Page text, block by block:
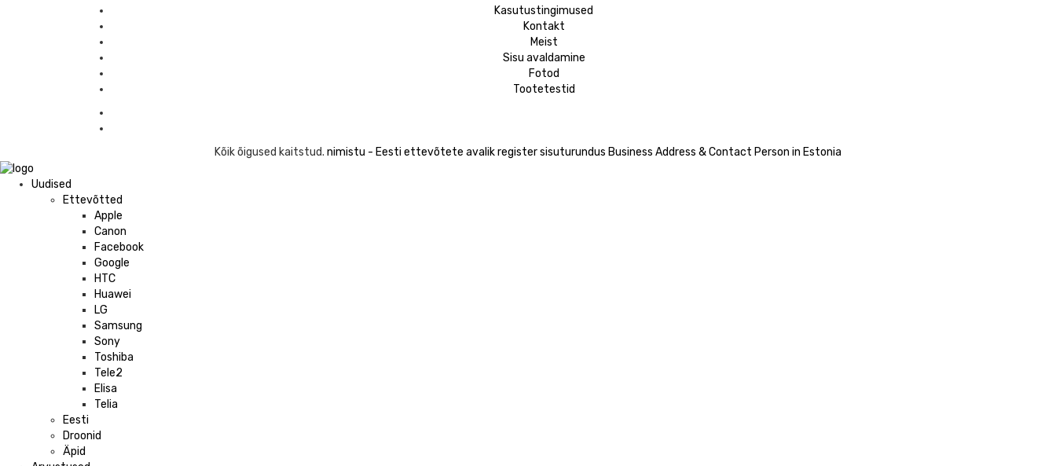
Kasutustingimused
Kontakt
Meist
Sisu avaldamine
Fotod
Tootetestid
Kõik õigused kaitstud. nimistu - Eesti ettevõtete avalik registersisuturundus Business Address & Contact Person in Estonia
Uudised
Ettevõtted
Apple
Canon
Facebook
Google
HTC
Huawei
LG
Samsung
Sony
Toshiba
Tele2
Elisa
Telia
Eesti
Droonid
Äpid